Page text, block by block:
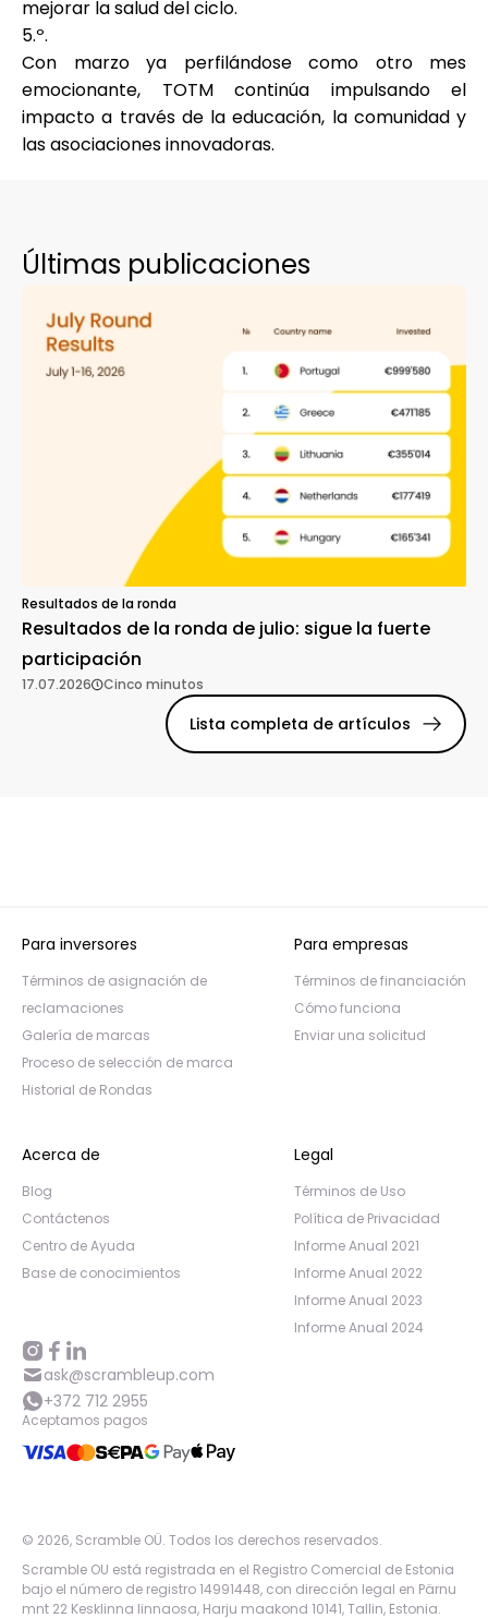
+372 712 2955
mejorar la salud del ciclo.
5.º.
Con marzo ya perfilándose como otro mes
emocionante, TOTM continúa impulsando el
impacto a través de la educación, la comunidad y
las asociaciones innovadoras.
Últimas publicaciones
Resultados de la ronda
Resultados de la ronda de julio: sigue la fuerte
participación
17.07.2026 Cinco minutos
Lista completa de artículos
Para inversores
Términos de asignación de
reclamaciones
Galería de marcas
Proceso de selección de marca
Historial de Rondas
Para empresas
Términos de financiación
Cómo funciona
Enviar una solicitud
Acerca de
Blog
Contáctenos
Centro de Ayuda
Base de conocimientos
Legal
Términos de Uso
Política de Privacidad
Informe Anual 2021
Informe Anual 2022
Informe Anual 2023
Informe Anual 2024
ask@scrambleup.com
+372 712 2955
Aceptamos pagos
© 2026, Scramble OÜ. Todos los derechos reservados.
Scramble OU está registrada en el Registro Comercial de Estonia
bajo el número de registro 14991448, con dirección legal en Pärnu
mnt 22 Kesklinna linnaosa, Harju maakond 10141, Tallin, Estonia.